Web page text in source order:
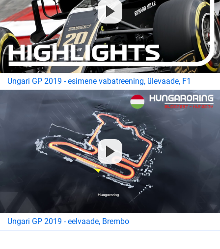
Ungari GP 2019 - esimene vabatreening, ülevaade, F1
Ungari GP 2019 - eelvaade, Brembo